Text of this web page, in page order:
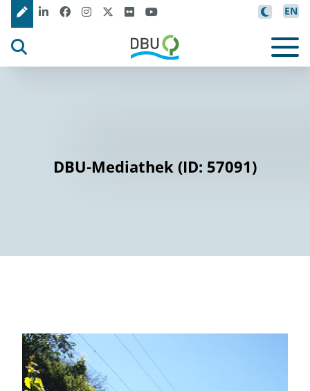
EN
DBU-Mediathek (ID: 57091)